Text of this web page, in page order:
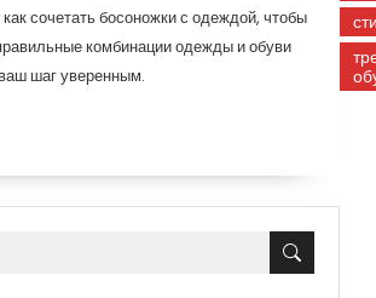
сочетать босоножки с одеждой, чтобы
комбинации одежды и обуви
шаг уверенным.